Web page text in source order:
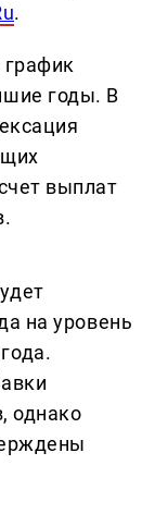
.
годы. В
выплат
на уровень
однако